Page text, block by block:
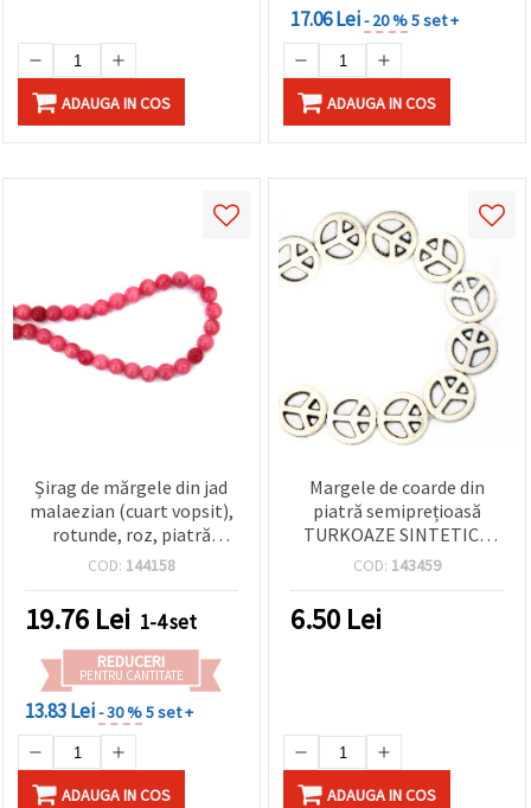
ADAUGA IN COS
17.06 Lei- 20 %5 set +
ADAUGA IN COS
Șirag de mărgele din jad
malaezian (cuart vopsit),
rotunde, roz, piatră
semiprețioasă, 10 mm,
COD: 144158
19.76 Lei 1-4 set
REDUCERI
PENTRU CANTITATE
13.83 Lei- 30 %5 set +
ADAUGA IN COS
Margele de coarde din
piatră semiprețioasă
TURKOAZE SINTETICĂ
albă 25x4 mm ~ 16 bucăți
COD: 143459
6.50 Lei
ADAUGA IN COS